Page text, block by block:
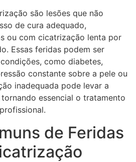
são lesões que não
de cura adequado,
ou com cicatrização lenta por
Essas feridas podem ser
como diabetes,
constante sobre a pele ou
inadequada pode levar a
essencial o tratamento
de Feridas